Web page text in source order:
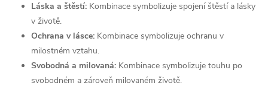
Láska a štěstí: Kombinace symbolizuje spojení štěstí a lásky
v životě.
Ochrana v lásce: Kombinace symbolizuje ochranu v
milostném vztahu.
Svobodná a milovaná: Kombinace symbolizuje touhu po
svobodném a zároveň milovaném životě.